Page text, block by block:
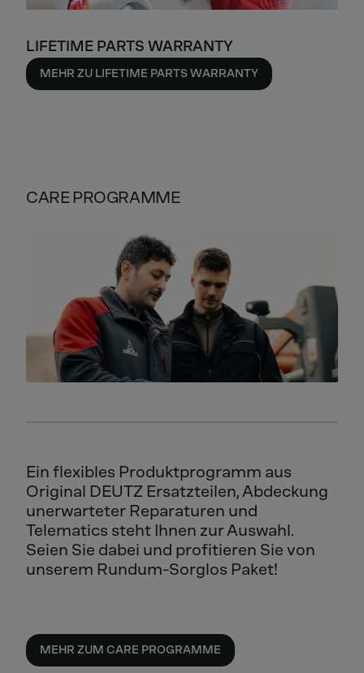
LIFETIME PARTS WARRANTY
MEHR ZU LIFETIME PARTS WARRANTY
CARE PROGRAMME
Ein flexibles Produktprogramm aus
Original DEUTZ Ersatzteilen, Abdeckung
unerwarteter Reparaturen und
Telematics steht Ihnen zur Auswahl.
Seien Sie dabei und profitieren Sie von
unserem Rundum-Sorglos Paket!
MEHR ZUM CARE PROGRAMME